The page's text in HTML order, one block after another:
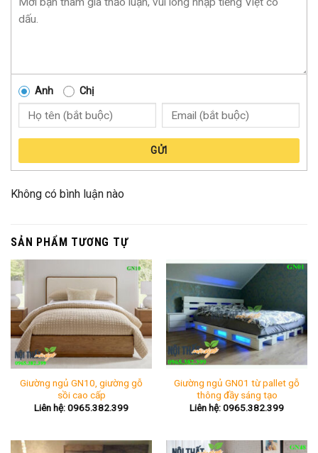
Anh Chị
GỬI
Không có bình luận nào
SẢN PHẨM TƯƠNG TỰ
Giường ngủ GN10, giường gỗ
sồi cao cấp
Liên hệ: 0965.382.399
Giường ngủ GN01 từ pallet gỗ
thông đầy sáng tạo
Liên hệ: 0965.382.399